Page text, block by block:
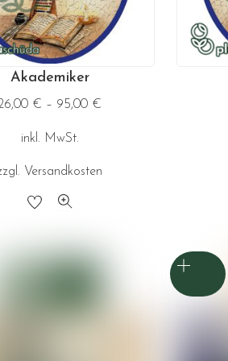
auf
der
Produktseite
Akademiker
€ – 95,00 €
inkl. MwSt.
Versandkosten
Dieses
weist